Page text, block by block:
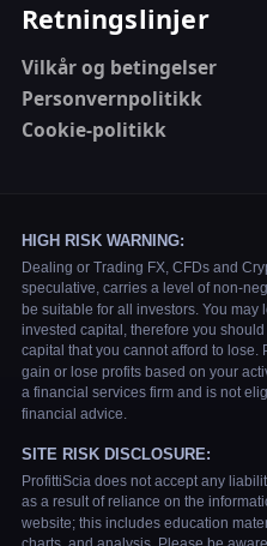
Retningslinjer
Vilkår og betingelser
Personvernpolitikk
Cookie-politikk